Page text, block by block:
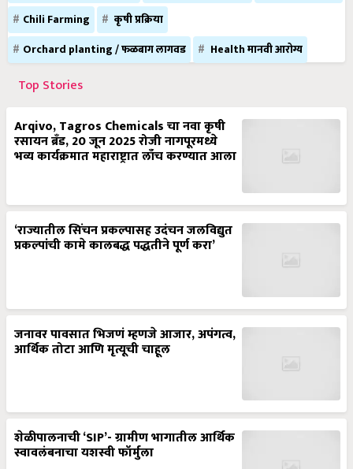
Chili Farming
कृषी प्रक्रिया
Orchard planting / फळबाग लागवड
Health मानवी आरोग्य
Top Stories
Arqivo, Tagros Chemicals चा नवा कृषी
रसायन ब्रँड, 20 जून 2025 रोजी नागपूरमध्ये
भव्य कार्यक्रमात महाराष्ट्रात लाँच करण्यात आला
‘राज्यातील सिंचन प्रकल्पासह उदंचन जलविद्युत
प्रकल्पांची कामे कालबद्ध पद्धतीने पूर्ण करा’
जनावर पावसात भिजणं म्हणजे आजार, अपंगत्व,
आर्थिक तोटा आणि मृत्यूची चाहूल
शेळीपालनाची ‘SIP’- ग्रामीण भागातील आर्थिक
स्वावलंबनाचा यशस्वी फॉर्मुला